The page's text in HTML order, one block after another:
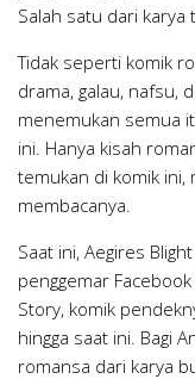
Salah satu dari
Tidak seperti komik
drama, galau, nafsu,
menemukan semua
ini. Hanya kisah
temukan di komik ini,
membacanya.
Saat ini, Aegires
penggemar
Story, komik
hingga saat ini. Bagi
romansa dari karya